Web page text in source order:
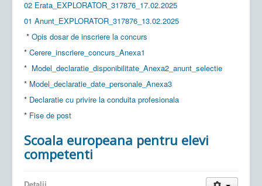
02 Erata_EXPLORATOR_317876_17.02.2025
01 Anunt_EXPLORATOR_317876_13.02.2025
* Opis dosar de inscriere la concurs
* Cerere_inscriere_concurs_Anexa1
* Model_declaratie_disponibilitate_Anexa2_anunt_selectie
* Model_declaratie_date_personale_Anexa3
* Declaratie cu privire la conduita profesionala
* Fise de post
Scoala europeana pentru elevi
competenti